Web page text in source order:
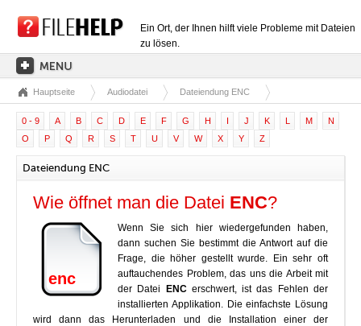
Ein Ort, der Ihnen hilft viele Probleme mit Dateien
zu lösen.
HAUPTSEITE
EXTENSIONSKATEGORIEN
TREIBERKATEGORIEN
DLL-DATEIEN
DATEIKONVERTIERUNGEN
PROGRAMME
Hauptseite Audiodatei Dateiendung ENC
0 - 9 A B C D E F G H I J K L M
N
O
P Q R S T U V W X Y Z
Dateiendung ENC
Wie öffnet man die Datei ENC?
enc
Wenn Sie sich hier wiedergefunden haben,
dann suchen Sie bestimmt die Antwort auf die
Frage, die höher gestellt wurde. Ein sehr oft
auftauchendes Problem, das uns die Arbeit mit
der Datei
ENCerschwert, ist das Fehlen der
installierten Applikation. Die einfachste Lösung
wird dann das Herunterladen und die Installation einer der